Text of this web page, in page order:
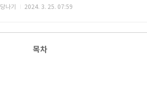
당나기 2024. 3. 25. 07:59
목차